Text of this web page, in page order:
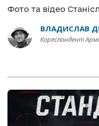
Фото та відео
ВЛАДИСЛАВ
Кореспондент